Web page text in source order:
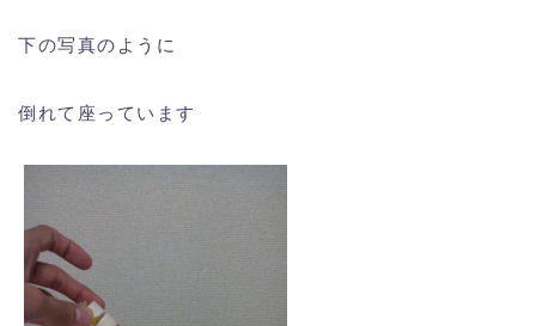
下の写真のように
倒れて座っています